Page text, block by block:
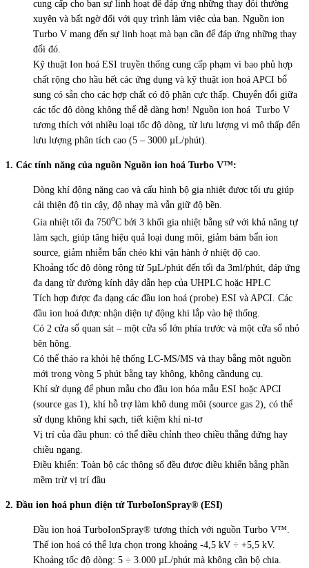
cung cấp cho bạn sự linh hoạt để đáp ứng những thay đổi thường
xuyên và bất ngờ đối với quy trình làm việc của bạn. Nguồn ion
Turbo V mang đến sự linh hoạt mà bạn cần để đáp ứng những thay
đổi đó.
Kỹ thuật Ion hoá ESI truyền thống cung cấp phạm vi bao phủ hợp
chất rộng cho hầu hết các ứng dụng và kỹ thuật ion hoá APCI bổ
sung có sẵn cho các hợp chất có độ phân cực thấp. Chuyển đổi giữa
các tốc độ dòng không thể dễ dàng hơn! Nguồn ion hoá Turbo V
tương thích với nhiều loại tốc độ dòng, từ lưu lượng vi mô thấp đến
lưu lượng phân tích cao (5 – 3000 µL/phút).
1. Các tính năng của nguồn Nguồn ion hoá Turbo V™:
Dòng khí động năng cao và cấu hình bộ gia nhiệt được tối ưu giúp
cải thiện độ tin cậy, độ nhạy mà vẫn giữ độ bền.
Gia nhiệt tối đa 750oC bởi 3 khối gia nhiệt bằng sứ với khả năng tự
làm sạch, giúp tăng hiệu quả loại dung môi, giảm bám bẩn ion
source, giảm nhiễm bẩn chéo khi vận hành ở nhiệt độ cao.
Khoảng tốc độ dòng rộng từ 5µL/phút đến tối đa 3ml/phút, đáp ứng
đa dạng từ đường kính dây dẫn hẹp của UHPLC hoặc HPLC
Tích hợp được đa dạng các đầu ion hoá (probe) ESI và APCI. Các
đầu ion hoá được nhận diện tự động khi lắp vào hệ thống.
Có 2 cửa sổ quan sát – một cửa sổ lớn phía trước và một cửa sổ nhỏ
bên hông.
Có thể tháo ra khỏi hệ thống LC-MS/MS và thay bằng một nguồn
mới trong vòng 5 phút bằng tay không, không cầndụng cụ.
Khí sử dụng để phun mẫu cho đầu ion hóa mẫu ESI hoặc APCI
(source gas 1), khí hỗ trợ làm khô dung môi (source gas 2), có thể
sử dụng không khí sạch, tiết kiệm khí ni-tơ
Vị trí của đầu phun: có thể điều chỉnh theo chiều thẳng đứng hay
chiều ngang.
Điều khiển: Toàn bộ các thông số đều được điều khiển bằng phần
mềm trừ vị trí đầu
2. Đầu ion hoá phun điện tử TurboIonSpray® (ESI)
Đầu ion hoá TurboIonSpray® tương thích với nguồn Turbo V™.
Thế ion hoá có thể lựa chọn trong khoảng -4,5 kV ÷ +5,5 kV.
Khoảng tốc độ dòng: 5 ÷ 3.000 µL/phút mà không cần bộ chia.